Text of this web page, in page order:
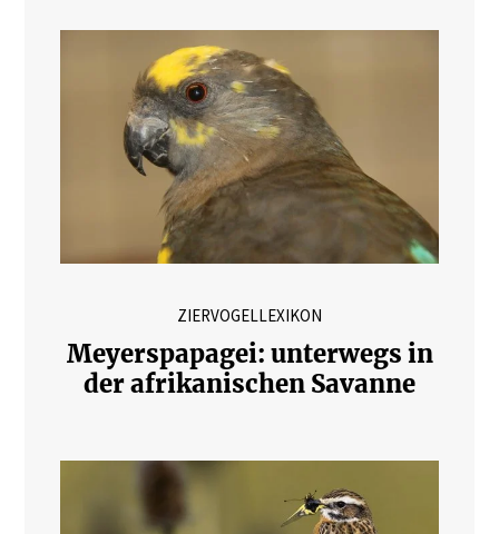
ZIERVOGELLEXIKON
Meyerspapagei: unterwegs in
der afrikanischen Savanne